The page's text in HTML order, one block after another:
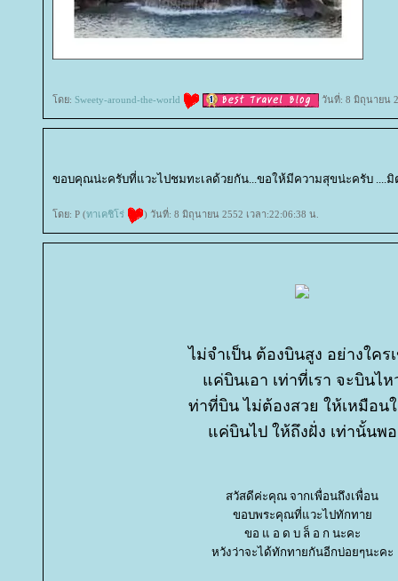
ดย: Sweety-around-the-world วันที่: 8 มิถุนายน
ขอบคุณน่ะครับที่แวะไปชมทะเลด้วยกัน...ขอให้มีความสุขน่ะครับ ....
ดย: P (ทาเคชิโร่ ) วันที่: 8 มิถุนายน 2552 เวลา:22:06:38 น.
ไม่จำเป็น ต้องบินสูง อย่างใคร
ค่บินเอา เท่าที่เรา จะบินไห
ท่าที่บิน ไม่ต้องสวย ให้เหมือน
ค่บินไป ให้ถึงฝั่ง เท่านั้นพอ
สวัสดีค่ะคุณ จากเพื่อนถึงเพื่อน
ขอบพระคุณที่แวะไปทักทา
ขอ แ อ ด บ ล็ อ ก นะคะ
หวังว่าจะได้ทักทายกันอีกบ่อยๆนะคะ